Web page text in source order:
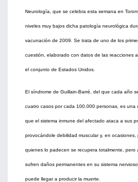
Neurología, que se celebra esta semana en
niveles muy bajos dicha patología neurológica
vacunación de 2009. Se trata de uno de los
cuestión, elaborado con datos de las reacciones
el conjunto de Estados Unidos.
El síndrome de Guillain-Barré, del que cada año
cuatro casos por cada 100.000 personas, es una
que el sistema inmune del afectado ataca a sus
provocándole debilidad muscular y, en ocasiones,
quienes lo padecen se recupera totalmente, pero
sufren daños permanentes en su sistema
puede llegar a producir la muerte.